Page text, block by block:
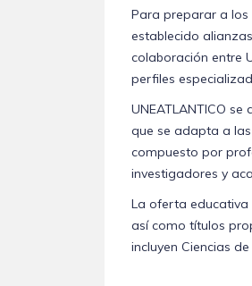
Para preparar a
establecido
colaboración entre
perfiles
UNEATLANTICO
que se adapta a
compuesto por
investigadores y
La oferta educativa
así como títulos
incluyen Ciencias